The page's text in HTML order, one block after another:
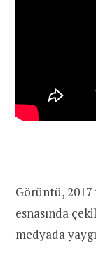
Görüntü, 2017
esnasında
medyada